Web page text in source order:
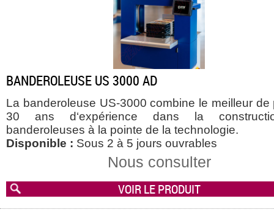
BANDEROLEUSE US 3000 AD
La banderoleuse US-3000 combine le meilleur de
30 ans d‘expérience dans la
banderoleuses à la pointe de la technologie.
Disponible : Sous 2 à 5 jours ouvrables
Nous consulter
VOIR LE PRODUIT